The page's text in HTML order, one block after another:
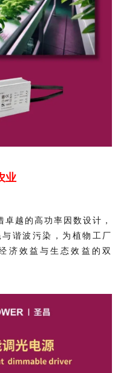
业
越的高功率因数设计，
谐波污染，为植物工厂
济效益与生态效益的双